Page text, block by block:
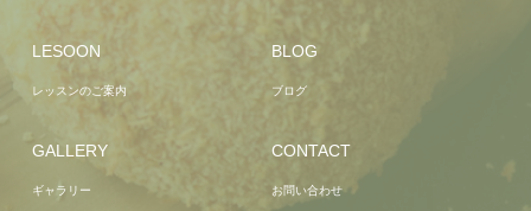
LESOON
レッスンのご案内
BLOG
ブログ
GALLERY
ギャラリー
CONTACT
お問い合わせ